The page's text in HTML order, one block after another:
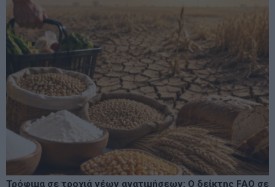
Τρόφιμα σε τροχιά νέων ανατιμήσεων: Ο δείκτης FAO σε